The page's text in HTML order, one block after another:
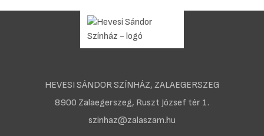
HEVESI SÁNDOR SZÍNHÁZ, ZALAEGERSZEG
8900 Zalaegerszeg, Ruszt József tér 1.
szinhaz@zalaszam.hu